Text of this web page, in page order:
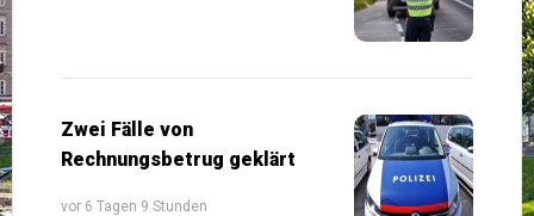
Zwei Fälle von
Rechnungsbetrug geklärt
vor 6 Tagen 9 Stunden